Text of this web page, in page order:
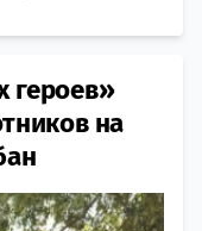
героев»
на